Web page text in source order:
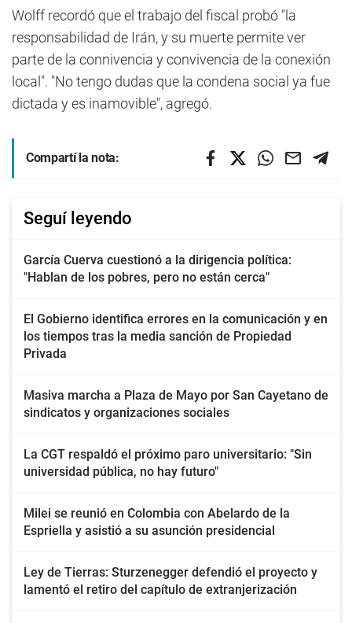
Wolff recordó que el trabajo del fiscal probó "la
responsabilidad de Irán, y su muerte permite ver
parte de la connivencia y convivencia de la conexión
local". "No tengo dudas que la condena social ya fue
dictada y es inamovible", agregó.
Compartí la nota:
Seguí leyendo
García Cuerva cuestionó a la dirigencia política:
"Hablan de los pobres, pero no están cerca"
El Gobierno identifica errores en la comunicación y en
los tiempos tras la media sanción de Propiedad
Privada
Masiva marcha a Plaza de Mayo por San Cayetano de
sindicatos y organizaciones sociales
La CGT respaldó el próximo paro universitario: "Sin
universidad pública, no hay futuro"
Milei se reunió en Colombia con Abelardo de la
Espriella y asistió a su asunción presidencial
Ley de Tierras: Sturzenegger defendió el proyecto y
lamentó el retiro del capítulo de extranjerización